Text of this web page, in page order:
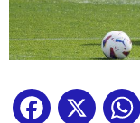
Facebook
X